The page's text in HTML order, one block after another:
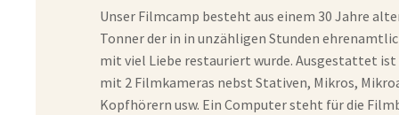
Unser Filmcamp besteht aus einem 30 Jahre
Tonner der in in unzähligen Stunden
mit viel Liebe restauriert wurde. Ausgestattet
mit 2 Filmkameras nebst Stativen, Mikros,
Kopfhörern usw. Ein Computer steht für die